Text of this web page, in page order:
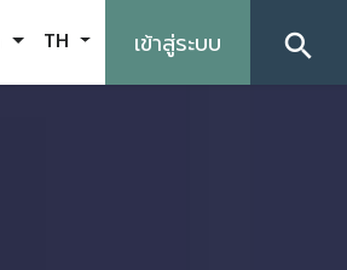
TH เข้าสู่ระบบ search